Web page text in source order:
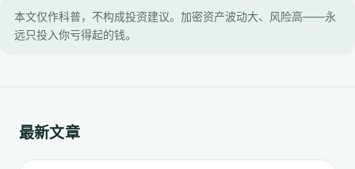
本文仅作科普，不构成投资建议。加密资产波动大、风险高——永
远只投入你亏得起的钱。
最新文章